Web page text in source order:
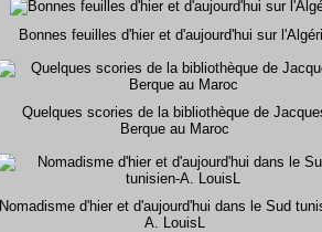
Bonnes feuilles d'hier et d'aujourd'hui sur
Quelques scories de la bibliothèque de
Berque au Maroc
Nomadisme d'hier et d'aujourd'hui dans le Sud
A. LouisL